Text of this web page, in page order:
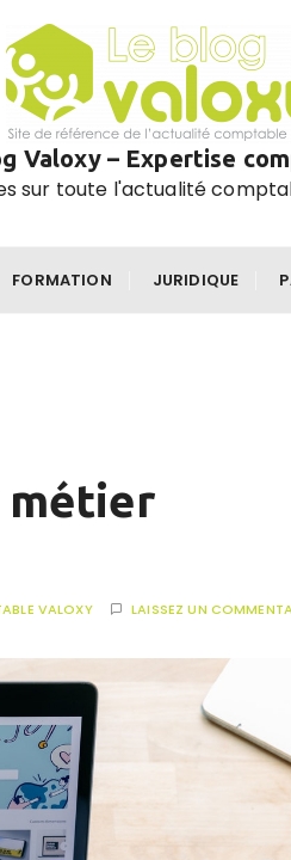
Valoxy – Expertise
sur toute l'actualité
FORMATION JURIDIQUE
métier
VALOXY LAISSEZ UN